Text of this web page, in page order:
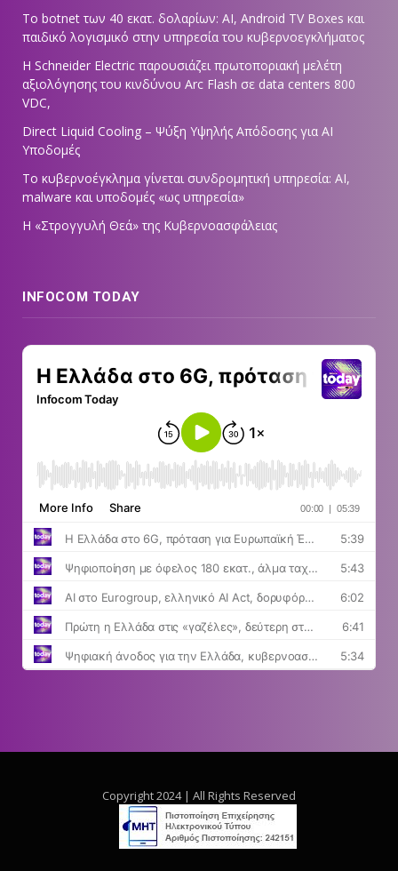
Το botnet των 40 εκατ. δολαρίων: AI, Android TV Boxes και
παιδικό λογισμικό στην υπηρεσία του κυβερνοεγκλήματος
Η Schneider Electric παρουσιάζει πρωτοποριακή μελέτη
αξιολόγησης του κινδύνου Arc Flash σε data centers 800
VDC,
Direct Liquid Cooling – Ψύξη Υψηλής Απόδοσης για AI
Υποδομές
Το κυβερνοέγκλημα γίνεται συνδρομητική υπηρεσία: AI,
malware και υποδομές «ως υπηρεσία»
Η «Στρογγυλή Θεά» της Κυβερνοασφάλειας
INFOCOM TODAY
Copyright 2024 | All Rights Reserved